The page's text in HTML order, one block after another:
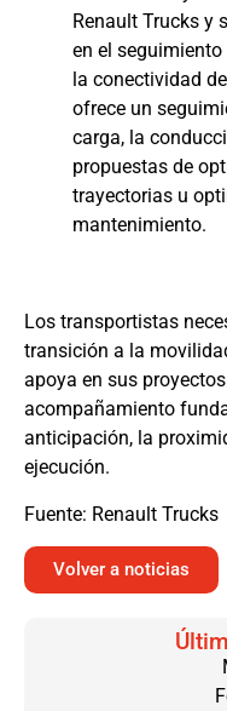
Renault Trucks y
en el
la conectividad
ofrece un
carga, la
propuestas de
trayectorias u
mantenimiento.
Los transportistas
transición a la
apoya en sus
acompañamiento
anticipación, la
ejecución.
Fuente: Renault Trucks
Volver a noticias